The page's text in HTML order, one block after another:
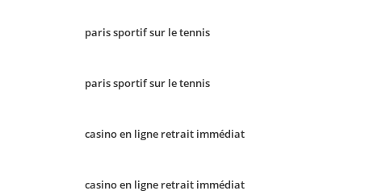
paris sportif sur le tennis
paris sportif sur le tennis
casino en ligne retrait immédiat
casino en ligne retrait immédiat